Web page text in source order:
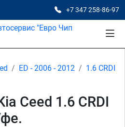
+7 347 258-86-97
ED - 2006 - 2012
1.6 CRDI
Ceed 1.6 CRDI